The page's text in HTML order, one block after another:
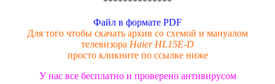
Файл в формате PDF
Для того чтобы скачать архив со схемой и мануалом
телевизора Haier HL15E-D
просто кликните по ссылке ниже
У нас все бесплатно и проверено антивирусом